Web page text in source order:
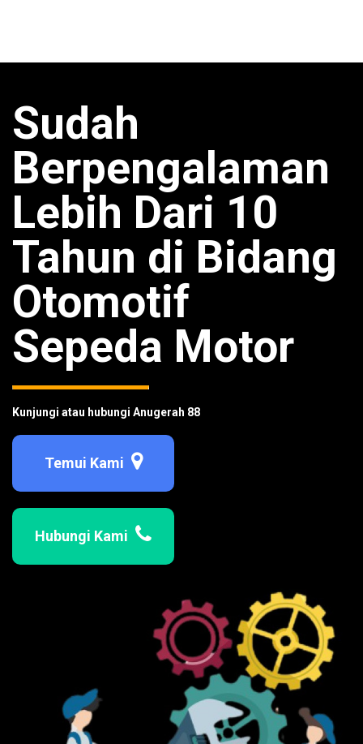
Sudah
Berpengalaman
Lebih Dari 10
Tahun di Bidang
Otomotif
Sepeda Motor
Kunjungi atau hubungi Anugerah 88
Temui Kami
Hubungi Kami